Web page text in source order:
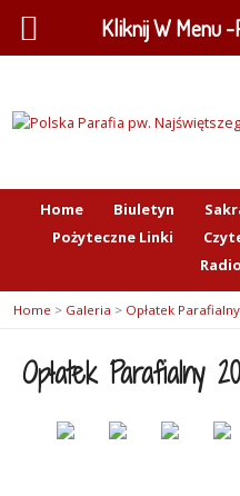
Home Biuletyn
Pożyteczne Linki
Home > Galeria > Opłatek
Opłatek Parafialny
Kliknij W Menu